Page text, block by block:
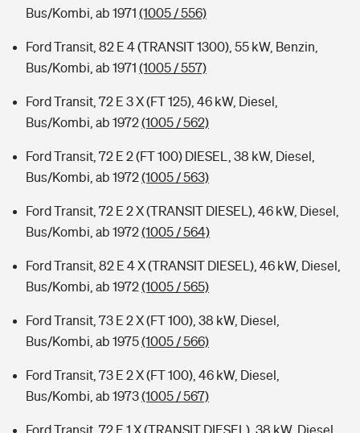
Bus/Kombi, ab 1971 (1005 / 556)
Ford Transit, 82 E 4 (TRANSIT 1300), 55 kW, Benzin,
Bus/Kombi, ab 1971 (1005 / 557)
Ford Transit, 72 E 3 X (FT 125), 46 kW, Diesel,
Bus/Kombi, ab 1972(1005 / 562)
Ford Transit, 72 E 2 (FT 100) DIESEL, 38 kW, Diesel,
Bus/Kombi, ab 1972(1005 / 563)
Ford Transit, 72 E 2 X (TRANSIT DIESEL), 46 kW, Diesel,
Bus/Kombi, ab 1972(1005 / 564)
Ford Transit, 82 E 4 X (TRANSIT DIESEL), 46 kW, Diesel,
Bus/Kombi, ab 1972(1005 / 565)
Ford Transit, 73 E 2 X (FT 100), 38 kW, Diesel,
Bus/Kombi, ab 1975(1005 / 566)
Ford Transit, 73 E 2 X (FT 100), 46 kW, Diesel,
Bus/Kombi, ab 1973(1005 / 567)
Ford Transit, 72 E 1 X (TRANSIT DIESEL), 38 kW, Diesel,